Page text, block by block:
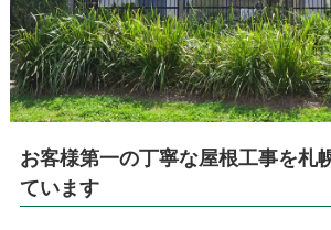
お客様第一の丁寧な屋根工事を札
ています